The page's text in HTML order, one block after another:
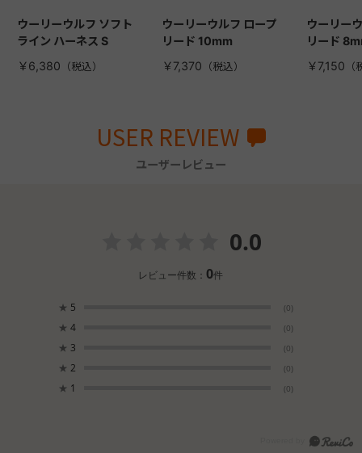
ウーリーウルフ ソフト
ライン ハーネス S
￥6,380
ウーリーウルフ ロープ
リード 10mm
￥7,370
ウーリー
リード
￥7,150
USER REVIEW
ユーザーレビュー
0.0
レビュー件数：0件
★ 5 (0)
★ 4 (0)
★ 3 (0)
★ 2 (0)
★ 1 (0)